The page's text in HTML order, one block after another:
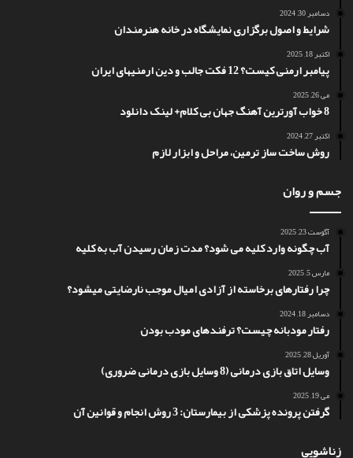
دسامبر 30, 2024
شرایط و اصول برگزاری نمایشگاه در خانه هنرمندان
اکتبر 18, 2025
پیامبر ارمنی کیست؟ 12 فکت جالب و دین ارمنیهای ایران
می 26, 2025
8 خواب آورترین آهنگ جهان بی کلام+ لینک دانلود
اکتبر 27, 2024
روش ساخت ساز ترمین، مراحل و ابزار لازم
جسم و روان
آگوست 23, 2025
آب چگونه وارد کلیه می شود؟ مدت زمان رسیدن آب به کلیه
مارس 5, 2025
چرا رفتارهای برخاسته از آزادی امیال موجب نارضایتی میشود؟
دسامبر 18, 2024
رفتار مودبانه چیست؟ ترفندهای مودب بودن
آوریل 28, 2025
وسایل اتاق بازی درمانی (8 وسایل بازی درمانی ضروری)
می 19, 2025
گرفتن پرونده پزشکی از بیمارستان: 3 روش انجام و قوانین آن
زناشویی